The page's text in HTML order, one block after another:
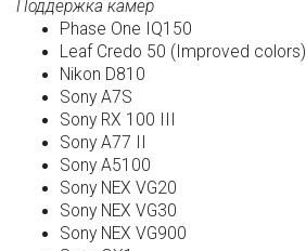
Поддержка камер
Phase One IQ150
Leaf Credo 50 (Improved colors)
Nikon D810
Sony A7S
Sony RX 100 III
Sony A77 II
Sony A5100
Sony NEX VG20
Sony NEX VG30
Sony NEX VG900